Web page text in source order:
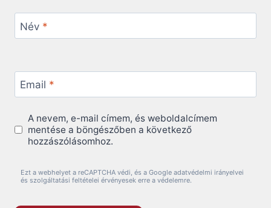
Név *
Email *
A nevem, e-mail címem, és weboldalcímem
mentése a böngészőben a következő
hozzászólásomhoz.
Ezt a webhelyet a reCAPTCHA védi, és a Google adatvédelmi irányelvei
és szolgáltatási feltételei érvényesek erre a védelemre.